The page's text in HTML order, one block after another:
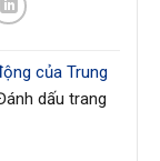
của Trung
dấu trang